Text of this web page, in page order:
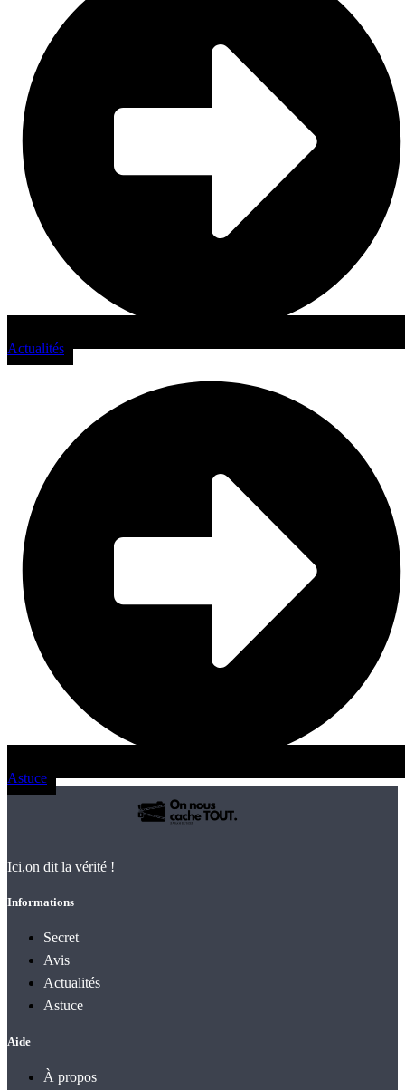
Actualités
Astuce
Ici,on dit la vérité !
Informations
Secret
Avis
Actualités
Astuce
Aide
À propos